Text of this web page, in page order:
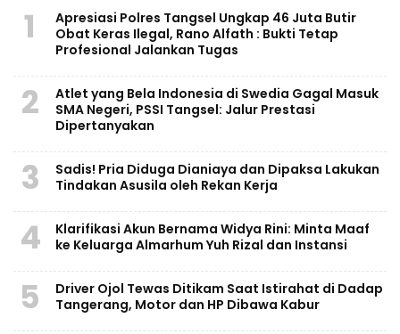
1
Apresiasi Polres Tangsel Ungkap 46 Juta Butir
Obat Keras Ilegal, Rano Alfath : Bukti Tetap
Profesional Jalankan Tugas
2
Atlet yang Bela Indonesia di Swedia Gagal Masuk
SMA Negeri, PSSI Tangsel: Jalur Prestasi
Dipertanyakan
3
Sadis! Pria Diduga Dianiaya dan Dipaksa Lakukan
Tindakan Asusila oleh Rekan Kerja
4
Klarifikasi Akun Bernama Widya Rini: Minta Maaf
ke Keluarga Almarhum Yuh Rizal dan Instansi
5
Driver Ojol Tewas Ditikam Saat Istirahat di Dadap
Tangerang, Motor dan HP Dibawa Kabur